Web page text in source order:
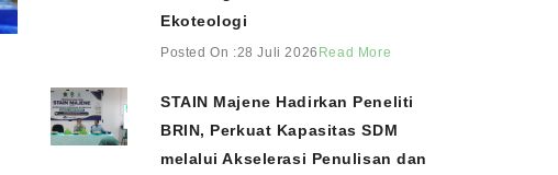
Ekoteologi
Posted On :28 Juli 2026 Read More
STAIN Majene Hadirkan Peneliti
BRIN, Perkuat Kapasitas SDM
melalui Akselerasi Penulisan dan